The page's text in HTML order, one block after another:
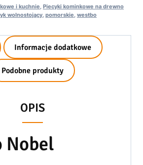
i kuchnie, Piecyki kominkowe na drewno
wolnostojący, pomorskie, westbo
Informacje dodatkowe
Podobne produkty
OPIS
Nobel